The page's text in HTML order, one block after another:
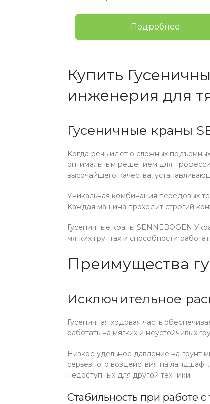
Подробнее
Купить
инженерия для
Гусеничные краны
Когда речь идет о сложных
оптимальным решением для
высочайшего качества,
Уникальная комбинация передовых
Каждая машина проходит строгий
Гусеничные краны SENNEBOGEN
мягких грунтах и способности
Преимущества
Исключительное
Гусеничная ходовая часть
работать на мягких и неустойчивых
Низкое удельное давление на грунт
серьезного воздействия на
недоступных для другой техники.
Стабильность при работе